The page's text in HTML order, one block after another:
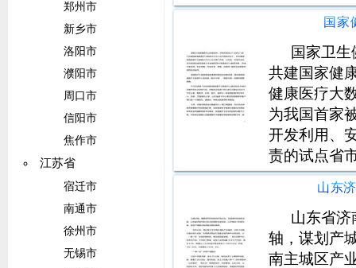
郑州市
新乡市
洛阳市
濮阳市
周口市
信阳市
焦作市
江苏省
宿迁市
南通市
徐州市
无锡市
标准及办理
员租赁住房
们，并提出
指
国家
国家卫生
共建国家健
健康医疗大
为我国首家
开发利用、
责的试点省
建设国家健
要作为全国
济南市市长
山东
山东省济
轴，谋划产
南主城区产